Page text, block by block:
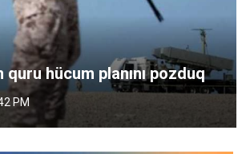
quru hücum planını pozduq
PM